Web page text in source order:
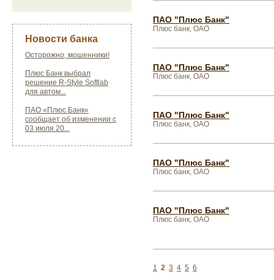
Новости банка
Осторожно, мошенники!
Плюс Банк выбрал
решение R-Style Softlab
для автом...
ПАО «Плюс Банк»
сообщает об изменении с
03 июля 20...
ПАО "Плюс Банк"
Плюс банк, ОАО
ПАО "Плюс Банк"
Плюс банк, ОАО
ПАО "Плюс Банк"
Плюс банк, ОАО
ПАО "Плюс Банк"
Плюс банк, ОАО
ПАО "Плюс Банк"
Плюс банк, ОАО
1 2 3 4 5 6